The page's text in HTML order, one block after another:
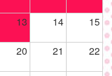
13 14 15
20 21 22